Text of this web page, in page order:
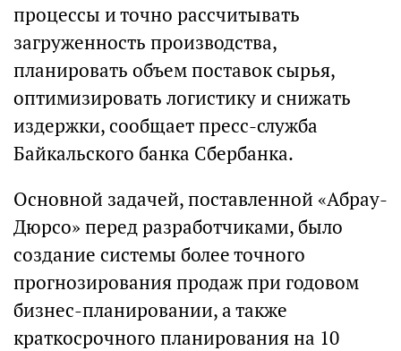
процессы и точно рассчитывать
загруженность производства,
планировать объем поставок сырья,
оптимизировать логистику и снижать
издержки, сообщает пресс-служба
Байкальского банка Сбербанка.
Основной задачей, поставленной «Абрау-
Дюрсо» перед разработчиками, было
создание системы более точного
прогнозирования продаж при годовом
бизнес-планировании, а также
краткосрочного планирования на 10